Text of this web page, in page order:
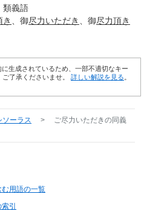
類義語
き 御尽力いただき 御尽力頂き
生成されているため、一部不適切なキー
了承くださいませ。 詳しい解説を見る
ソーラス > ご尽力いただきの同義
む用語の一覧
引